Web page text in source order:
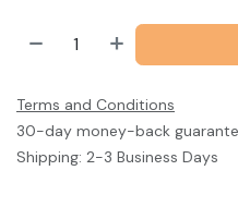
Terms and Conditions
30-day money-back
Shipping: 2-3 Business Days